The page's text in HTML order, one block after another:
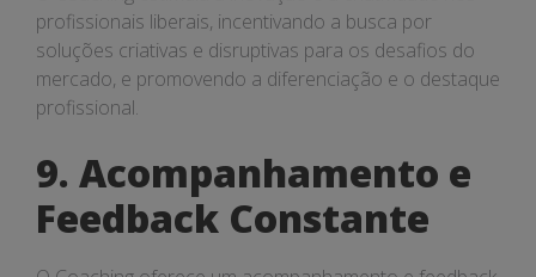
profissionais liberais, incentivando a busca por
soluções criativas e disruptivas para os desafios do
mercado, e promovendo a diferenciação e o destaque
profissional.
9. Acompanhamento e
Feedback Constante